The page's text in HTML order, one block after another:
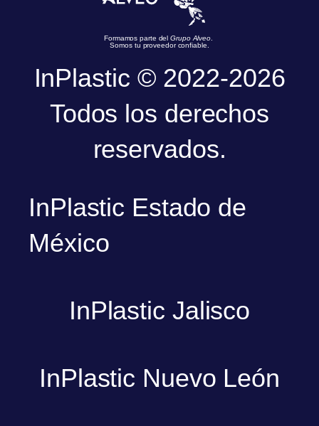
Formamos parte delGrupo Alveo
Somos tu proveedor confiable.
InPlastic © 2022-2026
Todos los derechos
reservados.
InPlastic Estado de
México
InPlastic Jalisco
InPlastic Nuevo León